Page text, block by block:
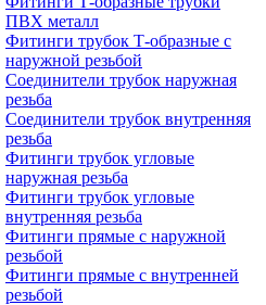
ПВХ металл
Фитинги трубок Т-образные с
наружной резьбой
Соединители трубок наружная
резьба
Соединители трубок внутренняя
резьба
Фитинги трубок угловые
наружная резьба
Фитинги трубок угловые
внутренняя резьба
Фитинги прямые с наружной
резьбой
Фитинги прямые с внутренней
резьбой